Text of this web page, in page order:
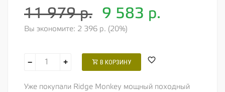
11 979 р. 9 583 р.
Вы экономите: 2 396 р. (20%)
− + В КОРЗИНУ
Уже покупали Ridge Monkey мощный походный